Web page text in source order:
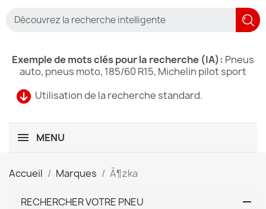
Utilisation de la recherche standard.
Exemple de mots clés pour la recherche (IA): Pneus
auto, pneus moto, 185/60 R15, Michelin pilot sport
MENU
Accueil Marques Ã¶zka
RECHERCHER VOTRE PNEU